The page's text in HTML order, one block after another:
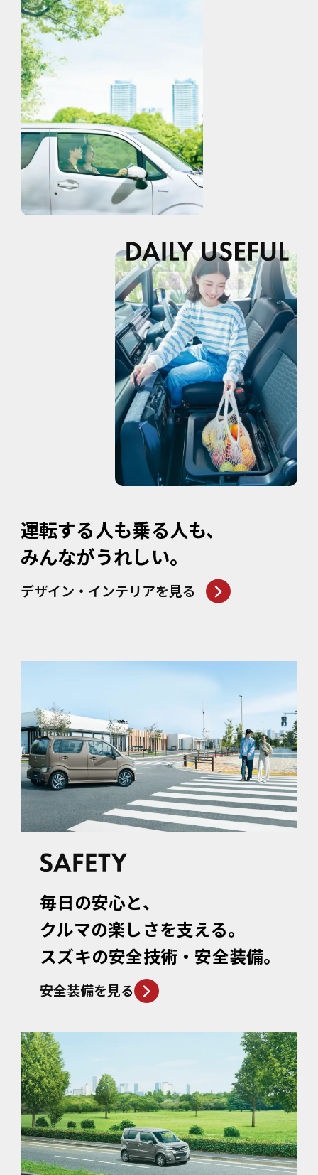
運転する人も乗る人も、
みんながうれしい。
デザイン・インテリアを見る
毎日の安心と、
クルマの楽しさを支える。
スズキの安全技術・安全装備。
安全装備を見る